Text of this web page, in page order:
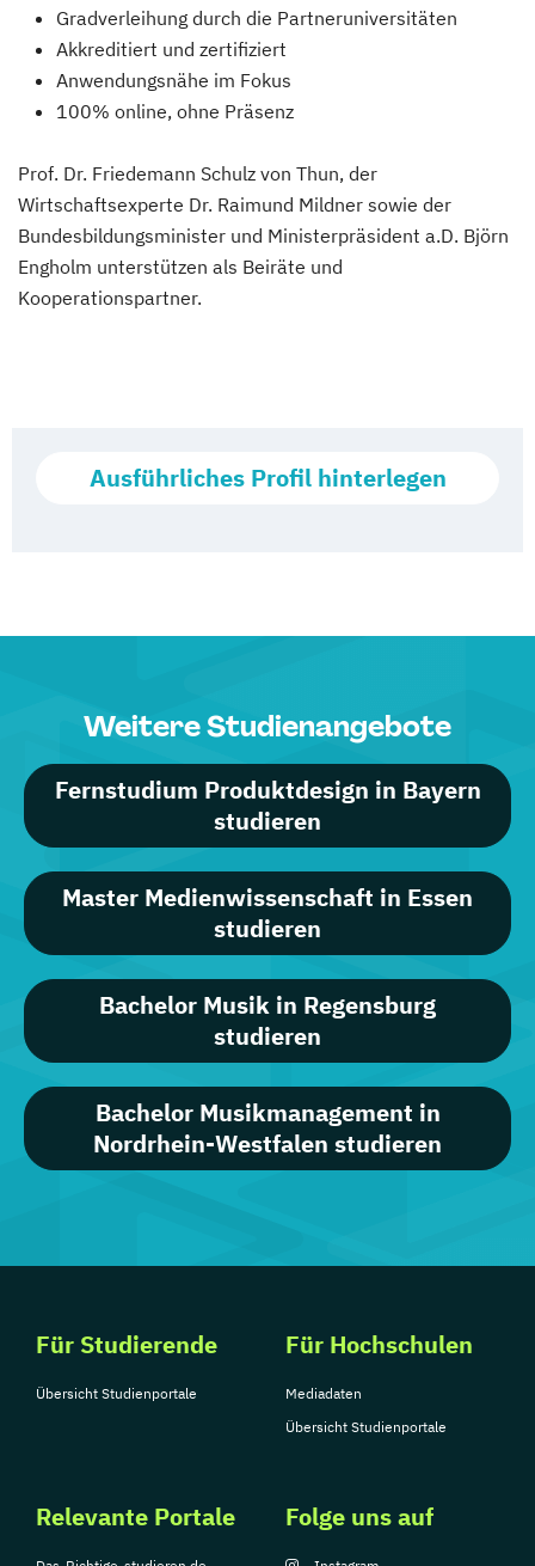
Gradverleihung durch die Partneruniversitäten
Akkreditiert und zertifiziert
Anwendungsnähe im Fokus
100% online, ohne Präsenz
Prof. Dr. Friedemann Schulz von Thun, der
Wirtschaftsexperte Dr. Raimund Mildner sowie der
Bundesbildungsminister und Ministerpräsident a.D. Björn
Engholm unterstützen als Beiräte und
Kooperationspartner.
Ausführliches Profil hinterlegen
Weitere Studienangebote
Fernstudium Produktdesign in Bayern
studieren
Master Medienwissenschaft in Essen
studieren
Bachelor Musik in Regensburg
studieren
Bachelor Musikmanagement in
Nordrhein-Westfalen studieren
Für Studierende
Übersicht Studienportale
Für Hochschulen
Mediadaten
Übersicht Studienportale
Relevante Portale Folge uns auf